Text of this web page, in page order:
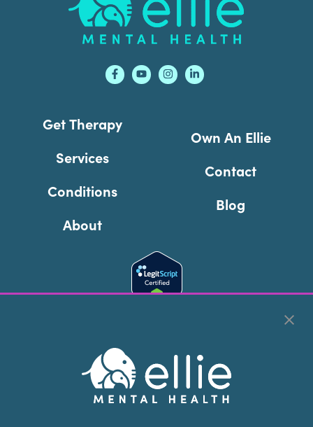
Get Therapy
Services
Conditions
About
Own An Ellie
Contact
Blog
Cookie Preferences
Copyright © 2026Ellie Mental Health, PLLP
Reserved |Legal, Privacy, & Compliance